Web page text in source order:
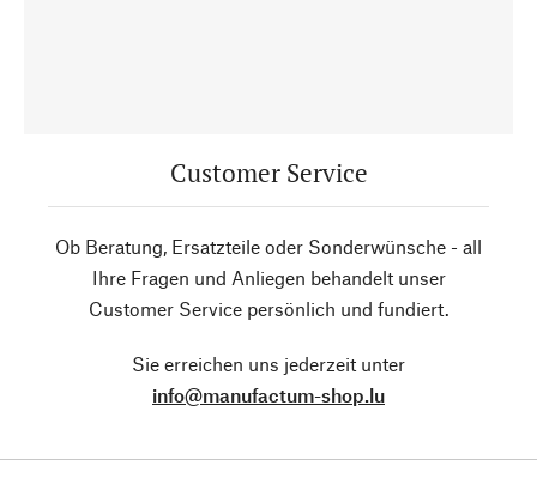
Customer Service
Ob Beratung, Ersatzteile oder Sonderwünsche - all
Ihre Fragen und Anliegen behandelt unser
Customer Service persönlich und fundiert.
Sie erreichen uns jederzeit unter
info@manufactum-shop.lu